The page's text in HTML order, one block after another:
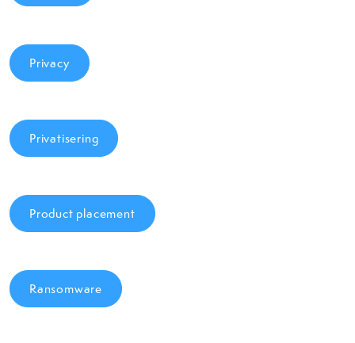
Privacy
Privatisering
Product placement
Ransomware